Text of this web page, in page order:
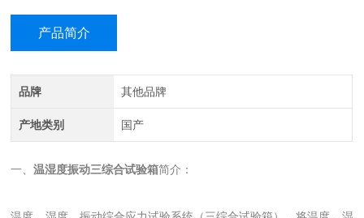
产品简介
品牌 其他品牌
产地类别 国产
一、温湿度振动三综合试验箱简介：